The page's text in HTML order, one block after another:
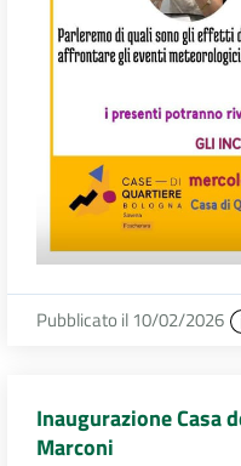
Pubblicato il 10/02/2026
Inaugurazione Casa
Marconi